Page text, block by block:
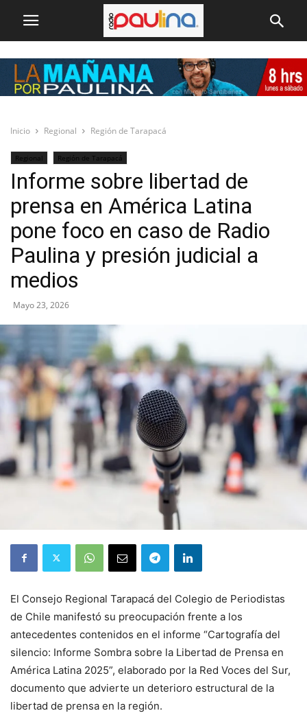
Inicio Regional Región de Tarapacá
Regional Región de Tarapacá
Informe sobre libertad de
prensa en América Latina
pone foco en caso de Radio
Paulina y presión judicial a
medios
Mayo 23, 2026
El Consejo Regional Tarapacá del Colegio de Periodistas
de Chile manifestó su preocupación frente a los
antecedentes contenidos en el informe “Cartografía del
silencio: Informe Sombra sobre la Libertad de Prensa en
América Latina 2025”, elaborado por la Red Voces del Sur,
documento que advierte un deterioro estructural de la
libertad de prensa en la región.